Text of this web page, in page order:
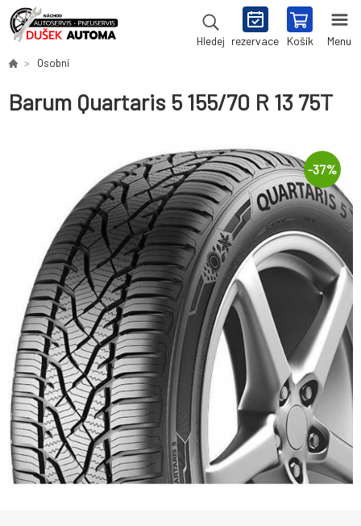
Hledej rezervace Košík Menu
Osobní
Barum Quartaris 5 155/70 R 13 75T
-37%